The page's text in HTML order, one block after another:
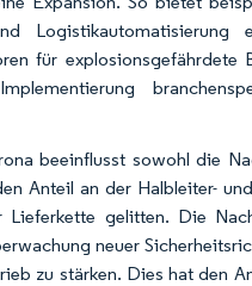
Logistikautomatisierung
für
beeinflusst sowohl die
Anteil an der Halbleiter-
Lieferkette gelitten. Die
neuer
zu stärken. Dies hat den